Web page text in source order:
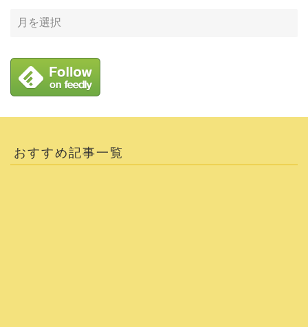
おすすめ記事一覧